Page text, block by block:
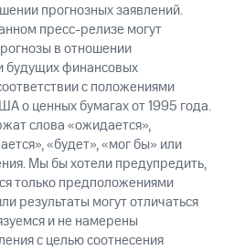
прогнозных заявлений.
пресс-релизе могут
в отношении
будущих финансовых
с положениями
о ценных бумагах от 1995 года.
слова «ожидается»,
«будет», «мог бы» или
Мы бы хотели предупредить,
только предположениями
результаты могут отличаться
и не намерены
с целью соотнесения